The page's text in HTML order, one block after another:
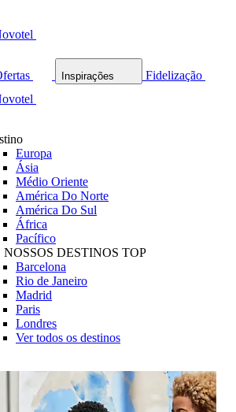
Inspirações
Fidelização
Europa
Ásia
Médio Oriente
América Do Norte
América Do Sul
África
Pacífico
NOSSOS DESTINOS TOP
Barcelona
Rio de Janeiro
Madrid
Paris
Londres
Ver todos os destinos